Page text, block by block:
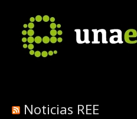
Noticias REE